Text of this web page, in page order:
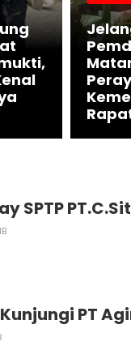
SPTP
PT